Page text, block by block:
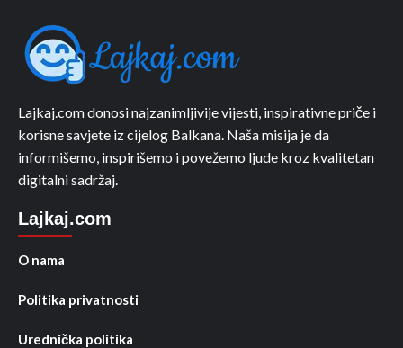
Lajkaj.com donosi najzanimljivije vijesti, inspirativne priče i
korisne savjete iz cijelog Balkana. Naša misija je da
informišemo, inspirišemo i povežemo ljude kroz kvalitetan
digitalni sadržaj.
Lajkaj.com
O nama
Politika privatnosti
Urednička politika